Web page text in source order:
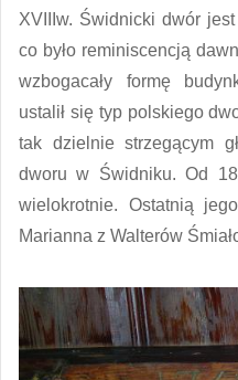
XVIIIw. Świdnicki dwór
co było reminiscencją
wzbogacały formę
ustalił się typ polskiego
tak dzielnie strzegącym
dworu w Świdniku. Od
wielokrotnie. Ostatnią
Marianna z Walterów